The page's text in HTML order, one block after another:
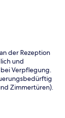
der Rezeption
und
Verpflegung.
Zimmertüren).